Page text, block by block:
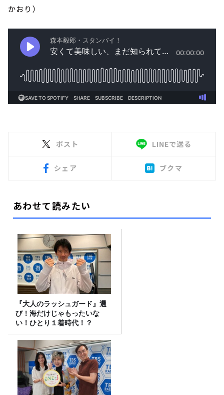
かおり）
ポスト LINEで送る
シェア ブクマ
あわせて読みたい
『大人のラッシュガード』選
び！海だけじゃもったいな
い！ひとり１着時代！？